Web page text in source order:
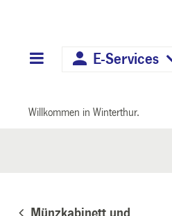
Hauptnavigation
E-Services
Willkommen in Winterthur.
Münzkabinett und